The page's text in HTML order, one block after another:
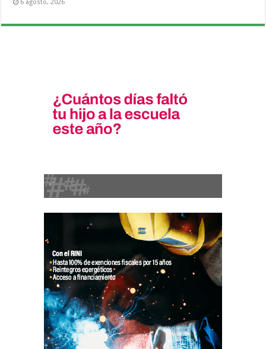
6 agosto, 2026